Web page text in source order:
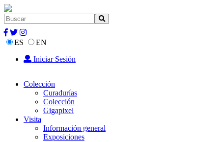
ES
EN
Iniciar Sesión
Colección
Curadurías
Colección
Gigapixel
Visita
Información general
Exposiciones